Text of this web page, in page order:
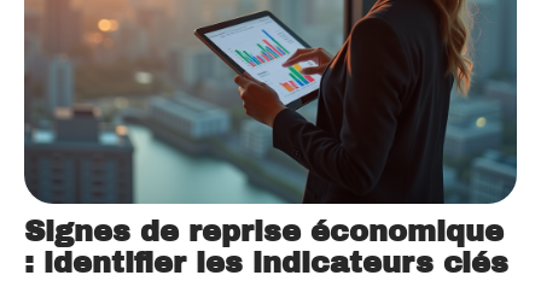
Signes de reprise économique
: identifier les indicateurs clés